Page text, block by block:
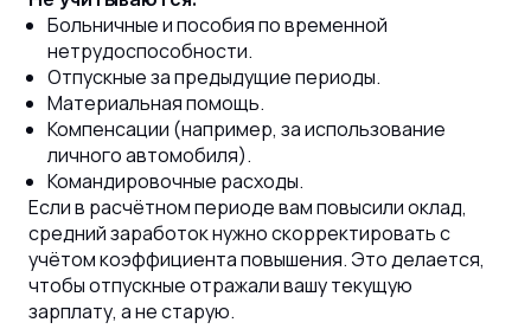
Больничные и пособия по временной
нетрудоспособности.
Отпускные за предыдущие периоды.
Материальная помощь.
Компенсации (например, за использование
личного автомобиля).
Командировочные расходы.
Если в расчётном периоде вам повысили оклад,
средний заработок нужно скорректировать с
учётом коэффициента повышения. Это делается,
чтобы отпускные отражали вашу текущую
зарплату, а не старую.